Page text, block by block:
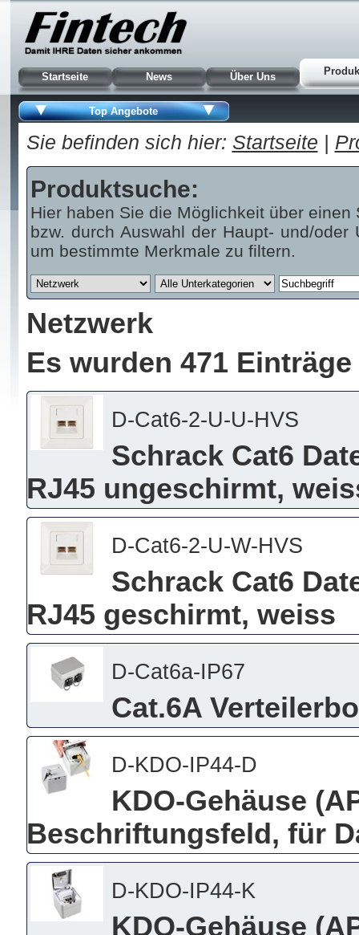
Startseite News Über Uns
Top Angebote
Sie befinden sich hier: Startseite |
Produktsuche:
Hier haben Sie die Möglichkeit über
bzw. durch Auswahl der Haupt- und/
um bestimmte Merkmale zu filtern.
Netzwerk
Es wurden 471
D-Cat6-2-U-U-HVS
Schrack Cat6
RJ45 ungeschirmt,
D-Cat6-2-U-W-HVS
Schrack Cat6
RJ45 geschirmt, weiss
D-Cat6a-IP67
Cat.6A
D-KDO-IP44-D
KDO-Gehäuse
Beschriftungsfeld, für
D-KDO-IP44-K
KDO-Gehäuse